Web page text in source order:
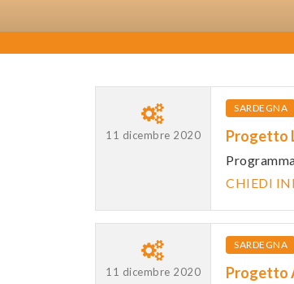
11 dicembre 2020
SARDEGNA
Progetto
CHIEDI
11 dicembre 2020
SARDEGNA
Progetto